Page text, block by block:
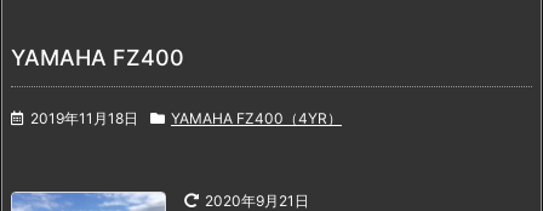
YAMAHA FZ400
2019年11月18日 YAMAHA FZ400（4YR）
2020年9月21日